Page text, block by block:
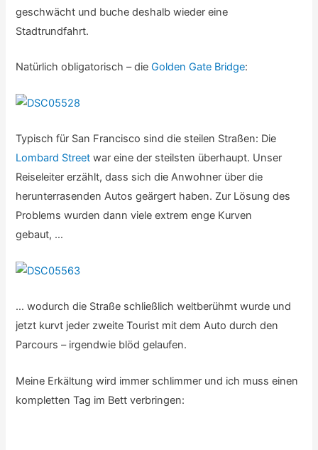
geschwächt und buche deshalb wieder eine
Stadtrundfahrt.
Natürlich obligatorisch – dieGolden Gate Bridge:
Typisch für San Francisco sind die steilen Straßen: Die
Lombard Street war eine der steilsten überhaupt. Unser
Reiseleiter erzählt, dass sich die Anwohner über die
herunterrasenden Autos geärgert haben. Zur Lösung des
Problems wurden dann viele extrem enge Kurven
gebaut, …
… wodurch die Straße schließlich weltberühmt wurde und
jetzt kurvt jeder zweite Tourist mit dem Auto durch den
Parcours – irgendwie blöd gelaufen.
Meine Erkältung wird immer schlimmer und ich muss einen
kompletten Tag im Bett verbringen: